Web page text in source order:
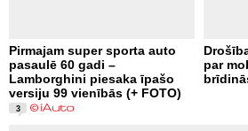
Pirmajam super sporta auto
pasaulē 60 gadi –
Lamborghini piesaka īpašo
versiju 99 vienībās (+ FOTO)
3
par